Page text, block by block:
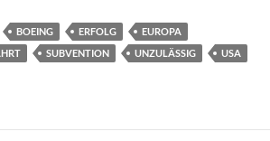
BOEING ERFOLG
EUROPA
SUBVENTION UNZULÄSSIG
USA